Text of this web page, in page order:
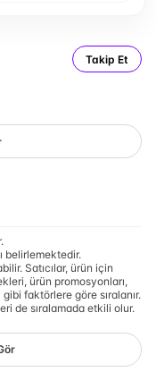
Takip Et
belirlemektedir.
Satıcılar, ürün için
ürün promosyonları,
faktörlere göre sıralanır.
de sıralamada etkili olur.